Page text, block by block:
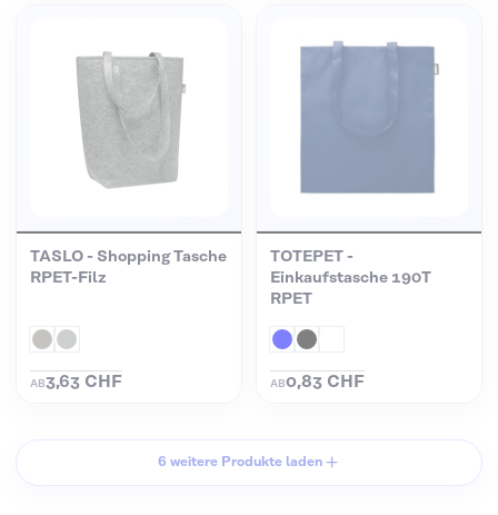
TASLO - Shopping Tasche
RPET-Filz
AB3,63 CHF
TOTEPET -
Einkaufstasche 190T
RPET
AB0,83 CHF
6 weitere Produkte laden